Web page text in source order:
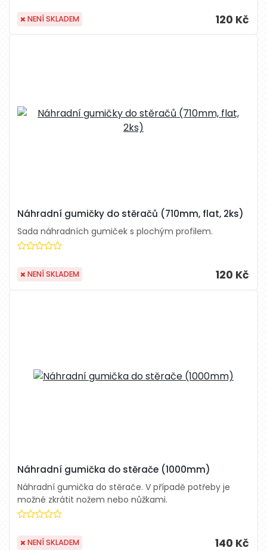
120 Kč
NENÍ SKLADEM
Náhradní gumičky do stěračů (710mm, flat, 2ks)
Sada náhradních gumiček s plochým profilem.
120 Kč
NENÍ SKLADEM
Náhradní gumička do stěrače (1000mm)
Náhradní gumička do stěrače. V případě potřeby je
možné zkrátit nožem nebo nůžkami.
140 Kč
NENÍ SKLADEM